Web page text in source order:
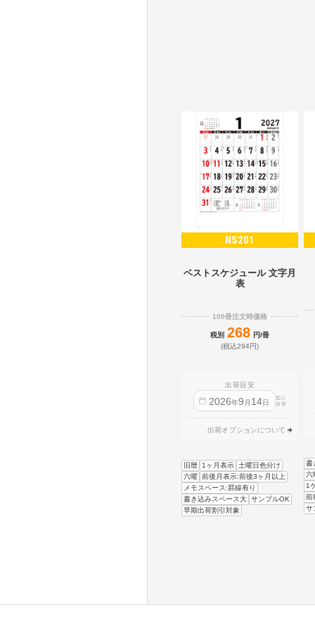
NS201
ベストスケジュール 文字月
表
100冊注文時価格
税別 268 円/冊
(税込294円)
出荷目安
2026年9 月 14日
迄に
出荷
出荷オプションについて
旧暦 1ヶ月表示
土曜日色分け
六曜 前後月表示:前後3ヶ月以上
メモスペース:罫線有り
書き込みスペース大 サンプルOK
早期出荷割引対象
書
六
1
前
サ